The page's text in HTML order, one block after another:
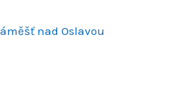
nad Oslavou